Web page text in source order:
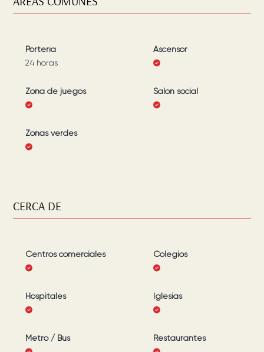
Portería
24 horas
Ascensor
Zona de juegos Salón social
Zonas verdes
CERCA DE
Centros comerciales Colegios
Hospitales Iglesias
Metro / Bus Restaurantes